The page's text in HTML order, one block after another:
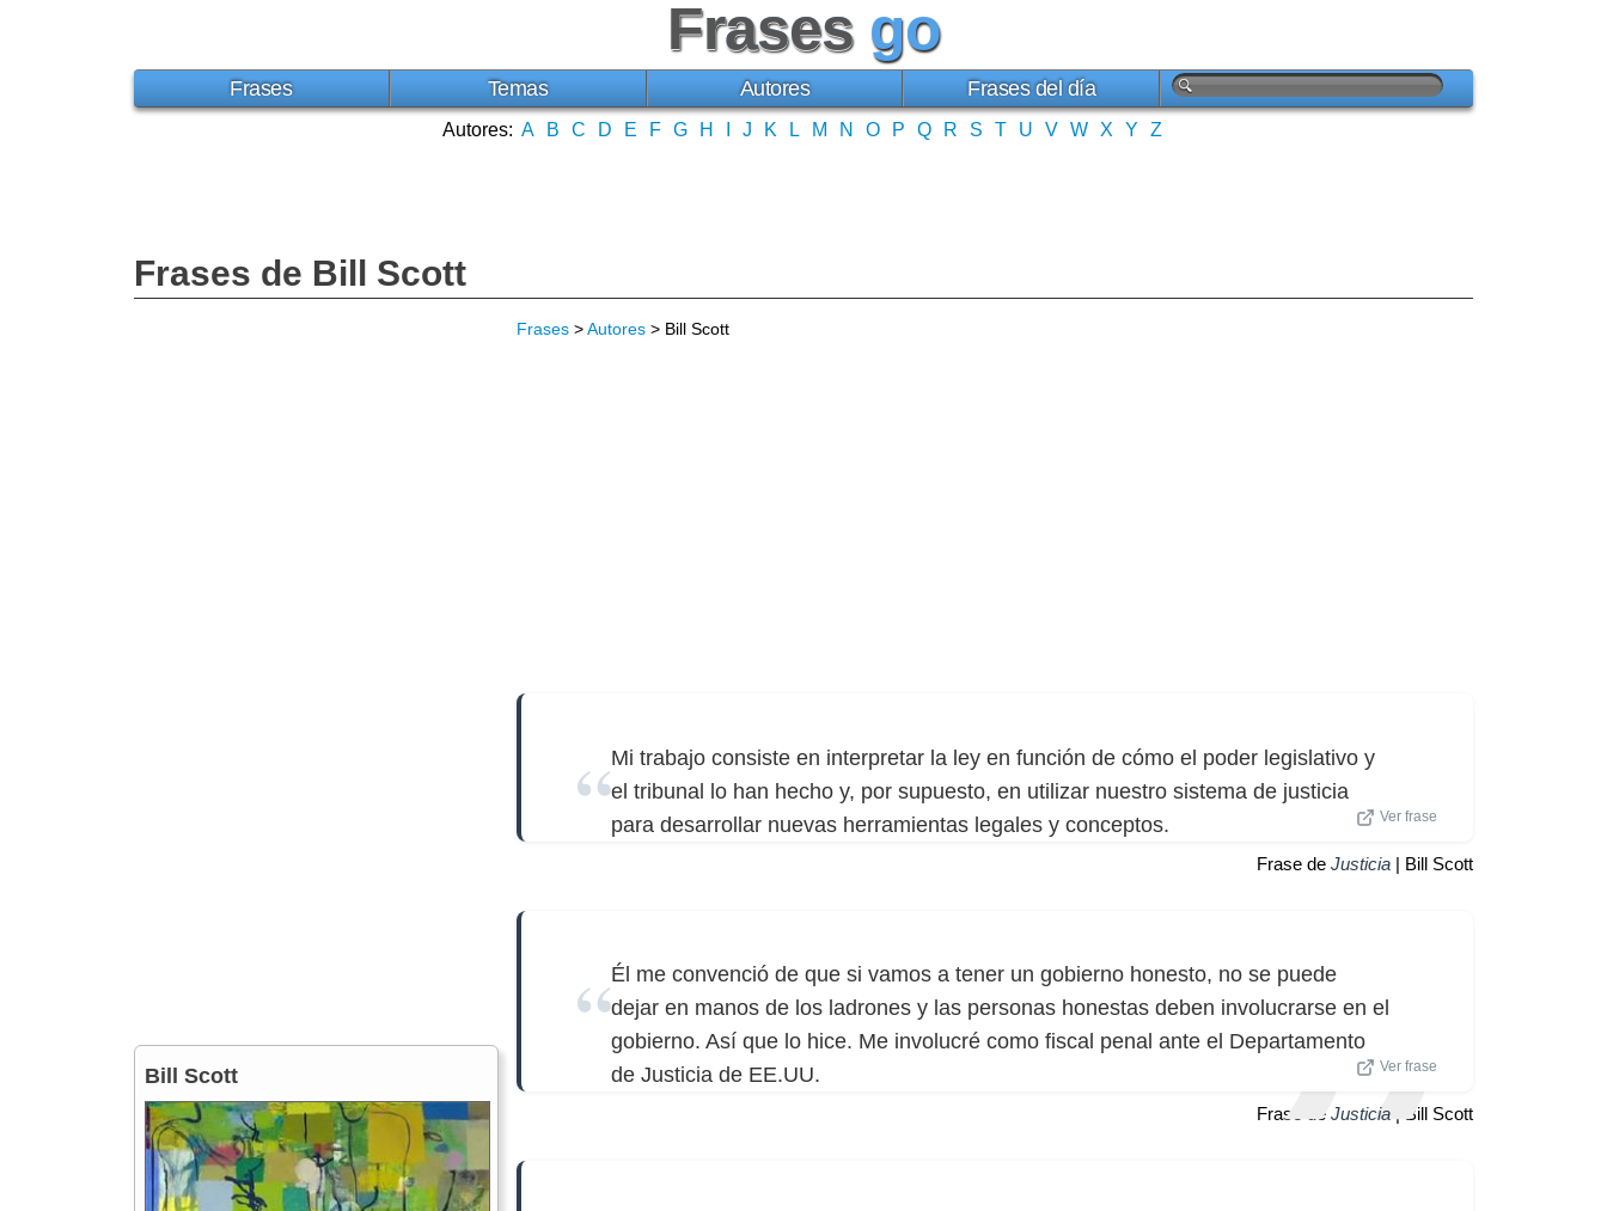
Frases go
Frases Temas Autores Frases del día
Autores: A B C D E F G H J K L M N O P Q R S T U V W X Y Z
Frases de Bill Scott
Frases >Autores > Bill Scott
Mi trabajo consiste en interpretar la ley en función de cómo el poder legislativo y
el tribunal lo han hecho y, por supuesto, en utilizar nuestro sistema de justicia
para desarrollar nuevas herramientas legales y conceptos.
Ver frase
Frase de Justicia | Bill Scott
Él me convenció de que si vamos a tener un gobierno honesto, no se puede
dejar en manos de los ladrones y las personas honestas deben involucrarse en el
gobierno. Así que lo hice. Me involucré como fiscal penal ante el Departamento
de Justicia de EE.UU.
Ver frase
Frase de Justicia | Bill Scott
Bill Scott